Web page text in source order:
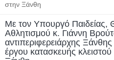
στην Ξάνθη
Με τον Υπουργό Παιδείας,
Αθλητισμού κ. Γιάννη
αντιπεριφερειάρχης
έργου κατασκευής